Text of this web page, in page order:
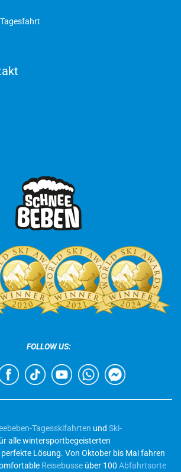
FOLLOW US:
Tagesskifahrten und Ski-
alle wintersportbegeisterten
Lösung. Von Oktober bis Mai fahren
Reisebusse über 100 Abfahrtsorte